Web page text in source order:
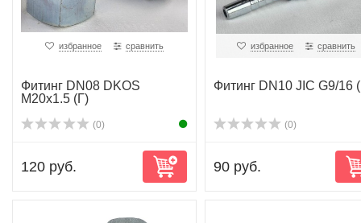
избранное сравнить
Фитинг DN08 DKOS
M20x1.5 (Г)
(0)
120 руб.
избранное сравнить
Фитинг DN10 JIC G9/16
(0)
90 руб.